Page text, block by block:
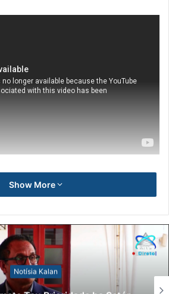
Show More
Notísia Kalan